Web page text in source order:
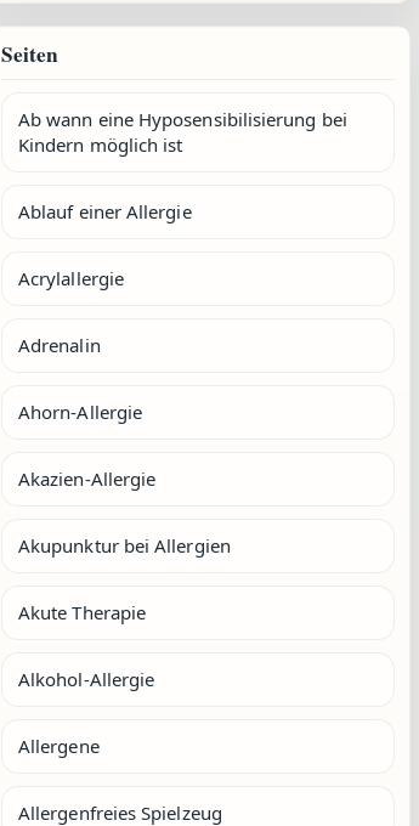
Seiten
Ab wann eine Hyposensibilisierung bei
Kindern möglich ist
Ablauf einer Allergie
Acrylallergie
Adrenalin
Ahorn-Allergie
Akazien-Allergie
Akupunktur bei Allergien
Akute Therapie
Alkohol-Allergie
Allergene
Allergenfreies Spielzeug